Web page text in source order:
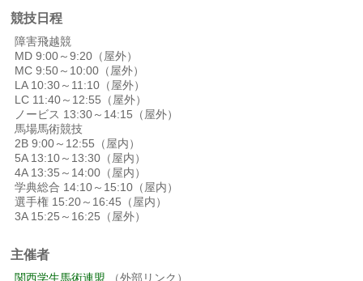
競技日程
障害飛越競
MD 9:00～9:20（屋外）
MC 9:50～10:00（屋外）
LA 10:30～11:10（屋外）
LC 11:40～12:55（屋外）
ノービス 13:30～14:15（屋外）
馬場馬術競技
2B 9:00～12:55（屋内）
5A 13:10～13:30（屋内）
4A 13:35～14:00（屋内）
学典総合 14:10～15:10（屋内）
選手権 15:20～16:45（屋内）
3A 15:25～16:25（屋外）
主催者
関西学生馬術連盟
（外部リンク）